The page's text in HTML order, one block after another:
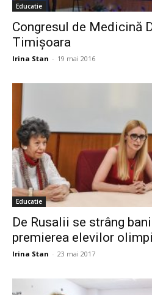
Educatie
Congresul de Medicină
Timișoara
Irina Stan - 19 mai 2016
Educatie
De Rusalii se strâng
premierea elevilor
Irina Stan - 23 mai 2017